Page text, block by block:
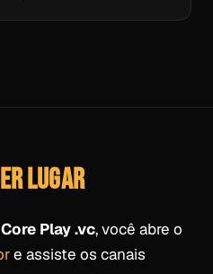
LUGAR
Core Play .vc, você abre o
e assiste os canais